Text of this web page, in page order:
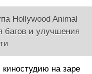
Hollywood Animal
багов и улучшения
киностудию на заре